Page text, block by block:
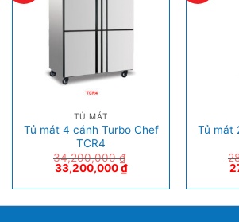
TỦ MÁT
Tủ mát 4 cánh Turbo Chef
TCR4
34,200,000₫
33,200,000₫
Tủ mát